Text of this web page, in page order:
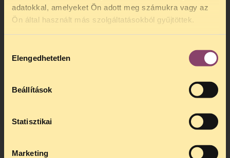
adatokkal, amelyeket Ön adott meg számukra vagy az
Ön által használt más szolgáltatásokból gyűjtöttek.
kiválasztása
Elengedhetetlen
Beállítások
Statisztikai
Marketing
TELEFONOS JOGSEGÉLY
SZÜNET!
hogytelefonos jogsegélyünk július 27 és
kedden, 13 és 15 óra között lesz
alatt is elér minket.